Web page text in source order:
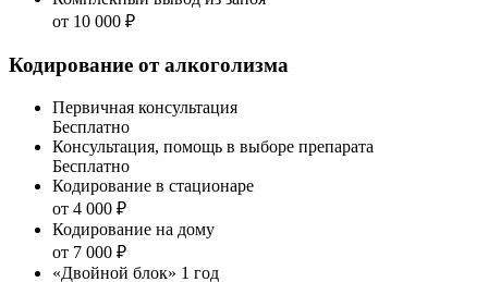
от 10 000 ₽
Кодирование от алкоголизма
Первичная консультация
Бесплатно
Консультация, помощь в выборе препарата
Бесплатно
Кодирование в стационаре
от 4 000 ₽
Кодирование на дому
от 7 000 ₽
«Двойной блок» 1 год